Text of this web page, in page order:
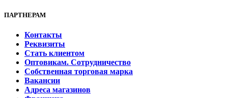
ПАРТНЕРАМ
Контакты
Реквизиты
Стать клиентом
Оптовикам. Сотрудничество
Собственная торговая марка
Вакансии
Адреса магазинов